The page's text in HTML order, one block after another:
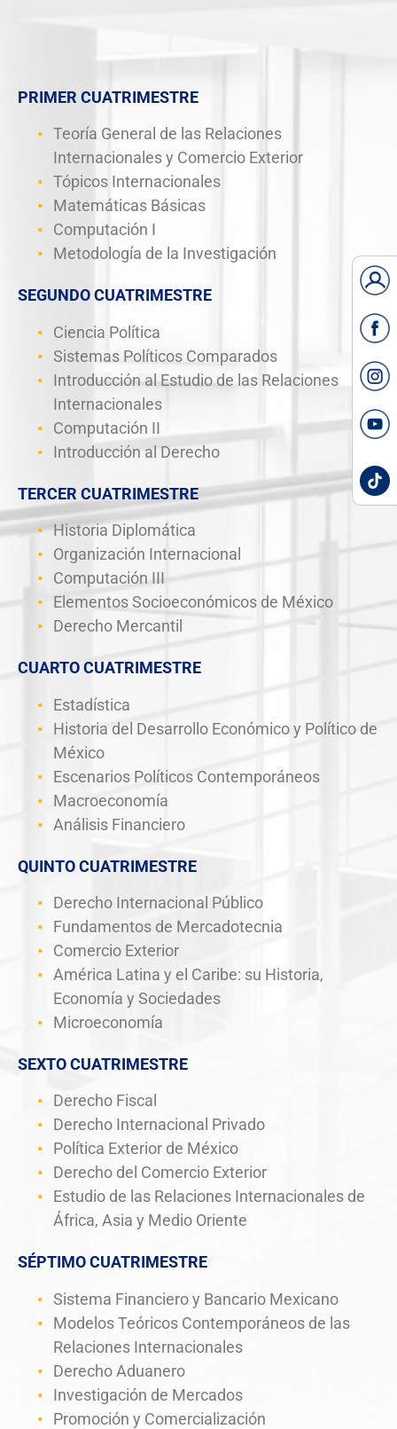
PRIMER CUATRIMESTRE
Teoría General de las Relaciones
Internacionales y Comercio Exterior
Tópicos Internacionales
Matemáticas Básicas
Computación I
Metodología de la Investigación
SEGUNDO CUATRIMESTRE
Ciencia Política
Sistemas Políticos Comparados
Introducción al Estudio de las Relaciones
Internacionales
Computación II
Introducción al Derecho
TERCER CUATRIMESTRE
Historia Diplomática
Organización Internacional
Computación III
Elementos Socioeconómicos de México
Derecho Mercantil
CUARTO CUATRIMESTRE
Estadística
Historia del Desarrollo Económico y Político de
México
Escenarios Políticos Contemporáneos
Macroeconomía
Análisis Financiero
QUINTO CUATRIMESTRE
Derecho Internacional Público
Fundamentos de Mercadotecnia
Comercio Exterior
América Latina y el Caribe: su Historia,
Economía y Sociedades
Microeconomía
SEXTO CUATRIMESTRE
Derecho Fiscal
Derecho Internacional Privado
Política Exterior de México
Derecho del Comercio Exterior
Estudio de las Relaciones Internacionales de
África, Asia y Medio Oriente
SÉPTIMO CUATRIMESTRE
Sistema Financiero y Bancario Mexicano
Modelos Teóricos Contemporáneos de las
Relaciones Internacionales
Derecho Aduanero
Investigación de Mercados
Promoción y Comercialización